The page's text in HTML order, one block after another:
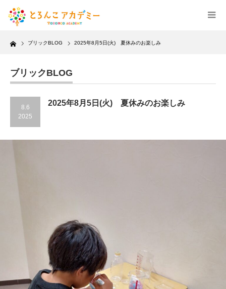
Home ブリックBLOG 2025年8月5日(火) 夏休みのお楽しみ
ブリックBLOG
8.6
2025
2025年8月5日(火) 夏休みのお楽しみ